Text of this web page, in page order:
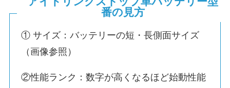
番の見方
① サイズ：バッテリーの短・長側面サイズ
（画像参照）
②性能ランク：数字が高くなるほど始動性能